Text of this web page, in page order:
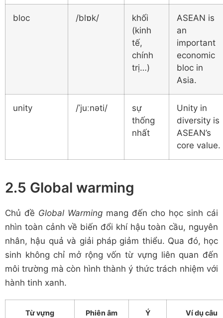
bloc /blɒk/
khối
(kinh
tế,
chính
trị…)
ASEAN is
an
important
economic
bloc in
Asia.
unity /ˈjuːnəti/
sự
thống
nhất
Unity in
diversity is
ASEAN’s
core value.
2.5 Global warming
Chủ đề Global Warming mang đến cho học sinh cái
nhìn toàn cảnh về biến đổi khí hậu toàn cầu, nguyên
nhân, hậu quả và giải pháp giảm thiểu. Qua đó, học
sinh không chỉ mở rộng vốn từ vựng liên quan đến
môi trường mà còn hình thành ý thức trách nhiệm với
hành tinh xanh.
Từ vựng Phiên âm
Ý
Ví dụ câu